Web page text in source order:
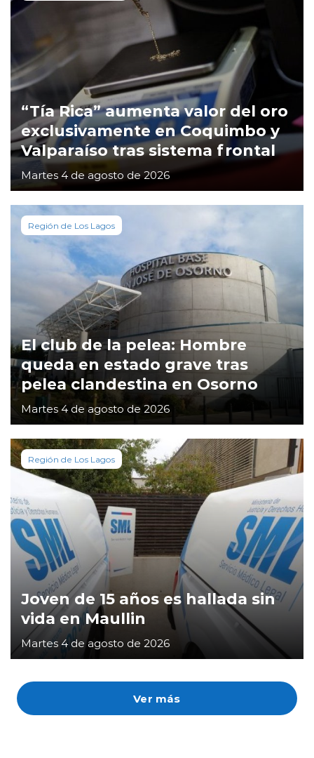
Ver más
“Tía Rica” aumenta valor del oro
exclusivamente en Coquimbo y
Valparaíso tras sistema frontal
Martes 4 de agosto de 2026
Región de Los Lagos
El club de la pelea: Hombre
queda en estado grave tras
pelea clandestina en Osorno
Martes 4 de agosto de 2026
Región de Los Lagos
Joven de 15 años es hallada sin
vida en Maullin
Martes 4 de agosto de 2026